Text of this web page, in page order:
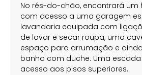
No rés-do-chão, encontrará um
com acesso a uma garagem
lavandaria equipada com
de lavar e secar roupa, uma
espaço para arrumação e
banho com duche. Uma
acesso aos pisos superiores.